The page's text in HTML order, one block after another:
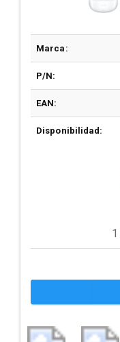
Marca:
P/N:
EAN:
Disponibilidad: